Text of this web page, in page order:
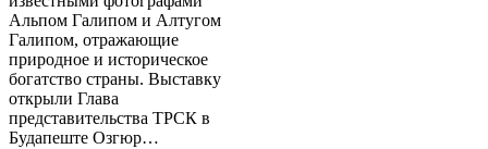
Альпом Галипом и Алтугом
Галипом, отражающие
природное и историческое
богатство страны. Выставку
открыли Глава
представительства ТРСК в
Будапеште Озгюр…